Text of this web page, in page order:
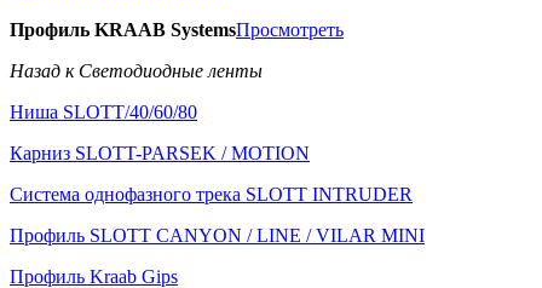
Профиль KRAAB SystemsПросмотреть
Назад к Светодиодные ленты
Ниша SLOTT/40/60/80
Карниз SLOTT-PARSEK / MOTION
Система однофазного трека SLOTT INTRUDER
Профиль SLOTT CANYON / LINE / VILAR MINI
Профиль Kraab Gips